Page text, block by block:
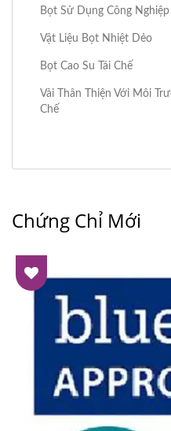
Bọt Sử Dụng Công Nghiệp
Vật Liệu Bọt Nhiệt Dẻo
Bọt Cao Su Tái Chế
Vải Thân Thiện Với Môi
Chế
Chứng Chỉ Mới